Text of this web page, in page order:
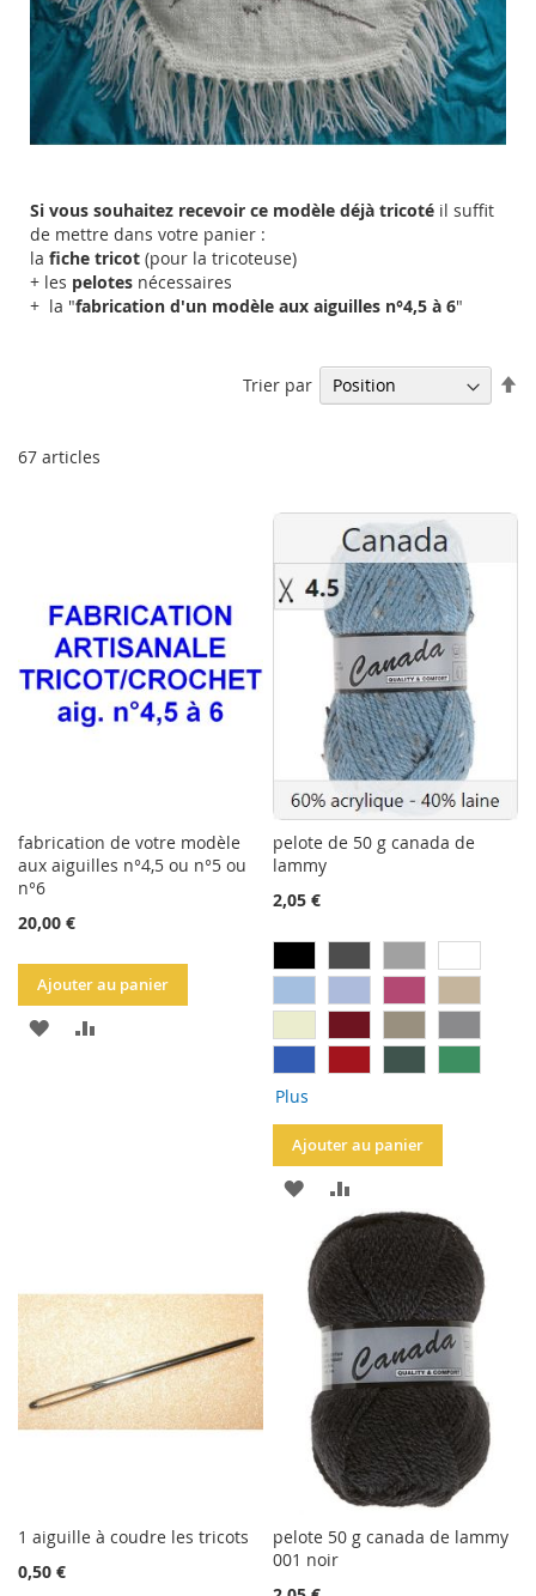
Si vous souhaitez recevoir ce modèle déjà tricoté il suffit
de mettre dans votre panier :
la fiche tricot (pour la tricoteuse)
+ les pelotes nécessaires
+ la "fabrication d'un modèle aux aiguilles n°4,5 à 6"
67 articles
Trier par
fabrication de votre modèle
aux aiguilles n°4,5 ou n°5 ou
n°6
20,00 €
Ajouter au panier
AJOUTER
pelote de 50 g canada de
lammy
2,05 €
Plus
Ajouter au panier
AJOUTER
LA
LISTE
D'ACHATS
AU
COMPARATEUR
1 aiguille à coudre les tricots
0,50 €
pelote 50 g canada de lammy
001 noir